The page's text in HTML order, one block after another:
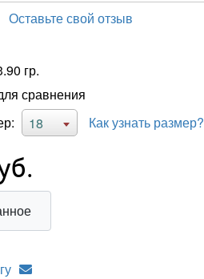
Оставьте свой отзыв
гр.
сравнения
18 Как узнать размер?